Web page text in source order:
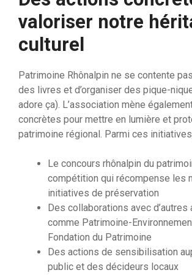
valoriser notre
culturel
Patrimoine Rhônalpin ne se contente
des livres et d’organiser des pique-
adore ça). L’association mène
concrètes pour mettre en lumière et
patrimoine régional. Parmi ces
Le concours rhônalpin du
compétition qui récompense les
initiatives de préservation
Des collaborations avec
comme Patrimoine-
Fondation du Patrimoine
Des actions de sensibilisation
public et des décideurs locaux